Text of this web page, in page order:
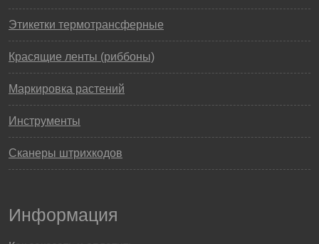
Этикетки термотрансферные
Красящие ленты (риббоны)
Маркировка растений
Инструменты
Сканеры штрихкодов
Информация